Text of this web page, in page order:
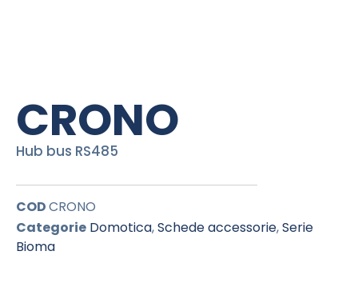
CRONO
Hub bus RS485
CODCRONO
Categorie Domotica,Schede accessorie,Serie
Bioma